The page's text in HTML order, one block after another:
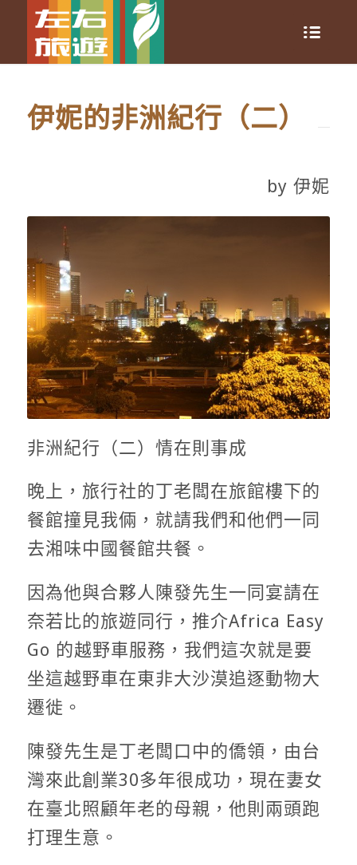
伊妮的非洲紀行（二）
by 伊妮
非洲紀行（二）情在則事成
晚上，旅行社的丁老闆在旅館樓下的
餐館撞見我倆，就請我們和他們一同
去湘味中國餐館共餐。
因為他與合夥人陳發先生一同宴請在
奈若比的旅遊同行，推介Africa Easy
Go 的越野車服務，我們這次就是要
坐這越野車在東非大沙漠追逐動物大
遷徙。
陳發先生是丁老闆口中的僑領，由台
灣來此創業30多年很成功，現在妻女
在臺北照顧年老的母親，他則兩頭跑
打理生意。